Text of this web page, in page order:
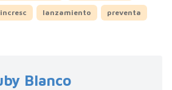
incresc lanzamiento preventa
Blanco